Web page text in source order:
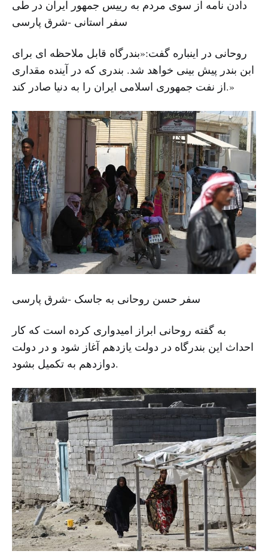
دادن نامه از سوی مردم به رییس جمهور ایران در طی
سفر استانی -شرق پارسی
روحانی در اینباره گفت:«بندرگاه قابل ملاحظه ای برای
ابن بندر پیش بینی خواهد شد. بندری که در آینده مقداری
از نفت جمهوری اسلامی ایران را به دنیا صادر کند.»
سفر حسن روحانی به جاسک -شرق پارسی
به گفته روحانی ابراز امیدواری کرده است که کار
احداث این بندرگاه در دولت یازدهم آغاز شود و در دولت
دوازدهم به تکمیل بشود.